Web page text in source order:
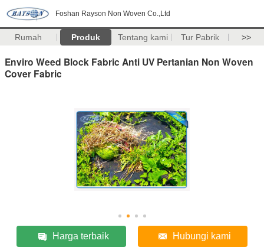
Foshan Rayson Non Woven Co.,Ltd
Rumah Produk Tentang kami Tur Pabrik >>
Enviro Weed Block Fabric Anti UV Pertanian Non Woven
Cover Fabric
Harga terbaik Hubungi kami